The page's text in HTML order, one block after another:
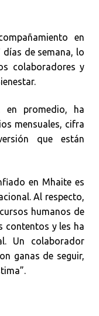
en
de semana, lo
colaboradores y
en promedio, ha
mensuales, cifra
que están
en Mhaite es
Al respecto,
humanos de
contentos y les ha
Un colaborador
ganas de seguir,